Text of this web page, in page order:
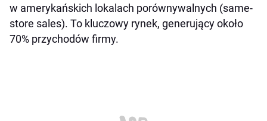
w amerykańskich lokalach porównywalnych (same-
store sales). To kluczowy rynek, generujący około
70% przychodów firmy.